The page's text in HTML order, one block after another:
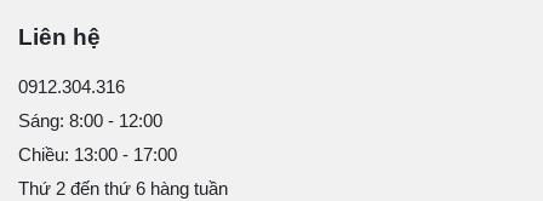
Liên hệ
0912.304.316
Sáng: 8:00 - 12:00
Chiều: 13:00 - 17:00
Thứ 2 đến thứ 6 hàng tuần